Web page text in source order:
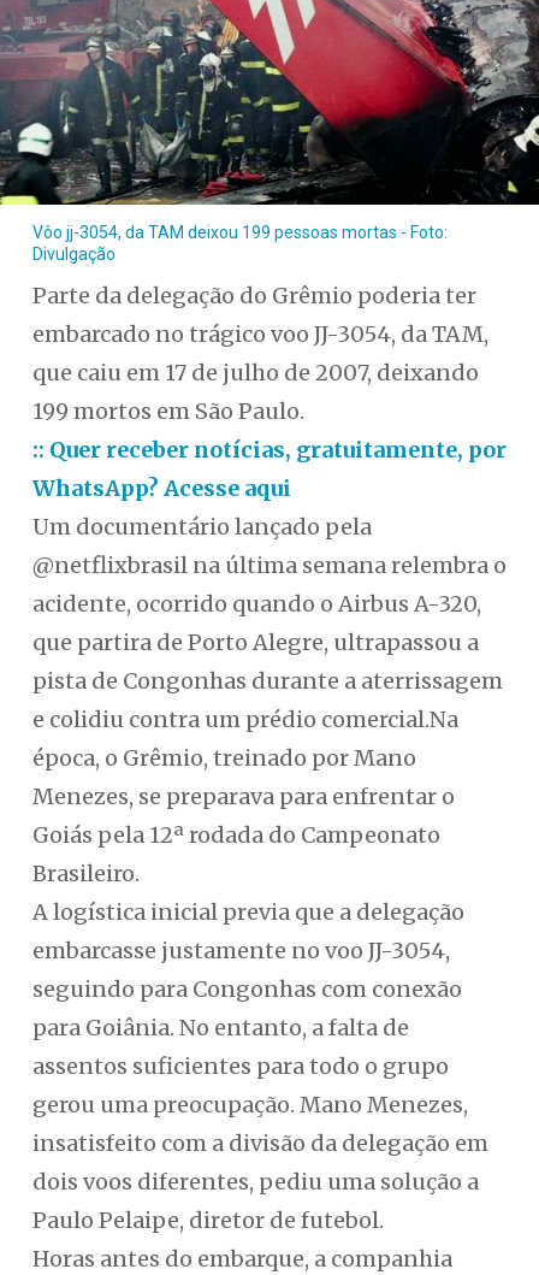
Vôo jj-3054, da TAM deixou 199 pessoas mortas - Foto:
Divulgação
Parte da delegação do Grêmio poderia ter
embarcado no trágico voo JJ-3054, da TAM,
que caiu em 17 de julho de 2007, deixando
199 mortos em São Paulo.
:: Quer receber notícias, gratuitamente, por
WhatsApp? Acesse aqui
Um documentário lançado pela
@netflixbrasil na última semana relembra o
acidente, ocorrido quando o Airbus A-320,
que partira de Porto Alegre, ultrapassou a
pista de Congonhas durante a aterrissagem
e colidiu contra um prédio comercial.Na
época, o Grêmio, treinado por Mano
Menezes, se preparava para enfrentar o
Goiás pela 12ª rodada do Campeonato
Brasileiro.
A logística inicial previa que a delegação
embarcasse justamente no voo JJ-3054,
seguindo para Congonhas com conexão
para Goiânia. No entanto, a falta de
assentos suficientes para todo o grupo
gerou uma preocupação. Mano Menezes,
insatisfeito com a divisão da delegação em
dois voos diferentes, pediu uma solução a
Paulo Pelaipe, diretor de futebol.
Horas antes do embarque, a companhia